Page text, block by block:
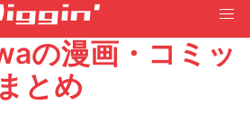
の漫画・コミッ
とめ